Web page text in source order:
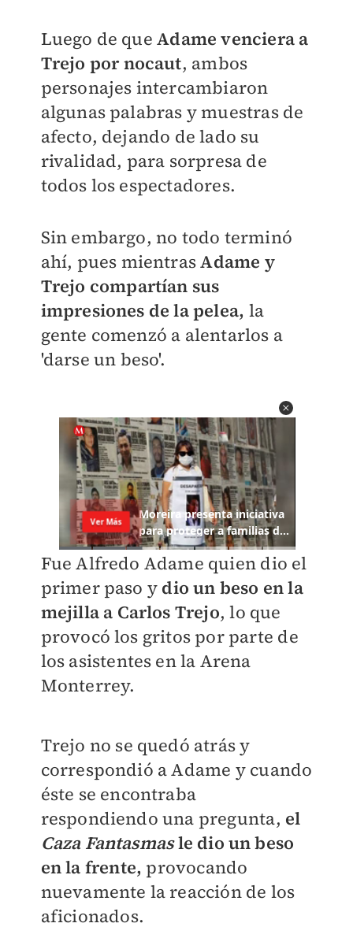
Luego de queAdame venciera a
Trejo por nocaut, ambos
personajes intercambiaron
algunas palabras y muestras de
afecto, dejando de lado su
rivalidad, para sorpresa de
todos los espectadores.
Sin embargo, no todo terminó
ahí, pues mientrasAdame y
Trejo compartían sus
impresiones de la pelea, la
gente comenzó a alentarlos a
'darse un beso'.
Fue Alfredo Adame quien dio el
primer paso y dio un beso en la
mejilla a Carlos Trejo, lo que
provocó los gritos por parte de
los asistentes en la Arena
Monterrey.
Trejo no se quedó atrás y
correspondió a Adame y cuando
éste se encontraba
respondiendo una pregunta, el
Caza Fantasmasle dio un beso
en la frente, provocando
nuevamente la reacción de los
aficionados.